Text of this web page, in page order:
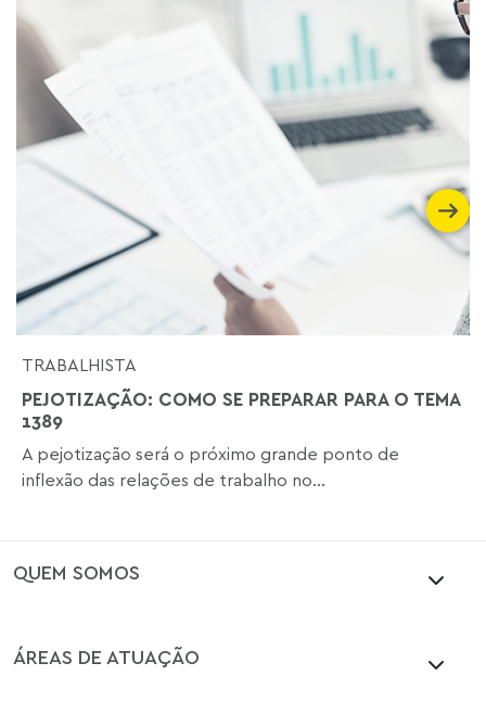
TRABALHISTA
PEJOTIZAÇÃO: COMO SE PREPARAR PARA O TEMA
1389
A pejotização será o próximo grande ponto de
inflexão das relações de trabalho no...
QUEM SOMOS
ÁREAS DE ATUAÇÃO